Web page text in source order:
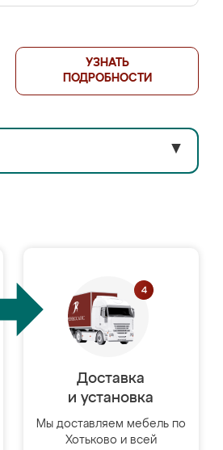
УЗНАТЬ
ПОДРОБНОСТИ
▼
Доставка
и установка
Мы доставляем мебель по
Хотьково и всей